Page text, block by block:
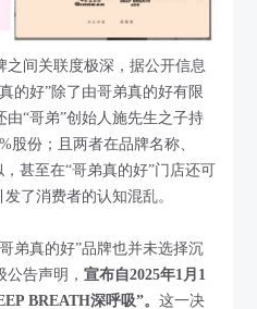
之间关联度极深，据公开信息
的好”除了由哥弟真的好有限
“哥弟”创始人施先生之子持
股份；且两者在品牌名称、
甚至在“哥弟真的好”门店还可
了消费者的认知混乱。
弟真的好”品牌也并未选择沉
公告声明，宣布自2025年1月1
BREATH深呼吸”。这一决